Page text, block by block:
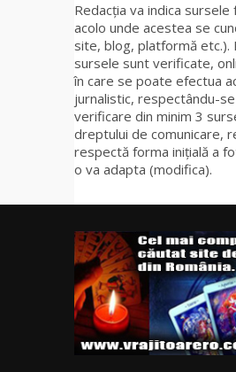
Redacția va indica
acolo unde acestea se
site, blog, platformă etc.).
sursele sunt verificate,
în care se poate efectua
jurnalistic, respectându-
verificare din minim 3
dreptului de comunicare,
respectă forma inițială a
o va adapta (modifica).